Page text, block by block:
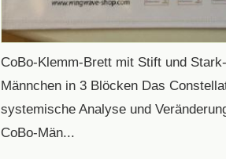
CoBo-Klemm-Brett mit Stift und
Männchen in 3 Blöcken Das
systemische Analyse und
CoBo-Män...